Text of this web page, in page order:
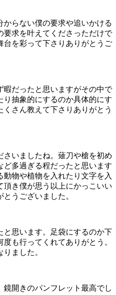
からない僕の要求や追いかける
要求を叶えてくださっただけで
台を彩って下さりありがとうご
暇だったと思いますがその中で
り抽象的にするのか具体的にす
さん教えて下さりありがとう
いましたね。薙刀や槍を初め
ど多過ぎる程だったと思います
物や植物を入れたり文字を入
き僕が思う以上にかっこいい
うございました。
と思います。足袋にするのか下
も行ってくれてありがとう。
ました。
鏡開きのパンフレット最高でし